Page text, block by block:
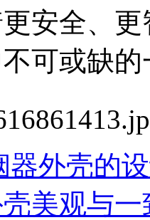
安全、
可或缺
器外壳的
美观与一